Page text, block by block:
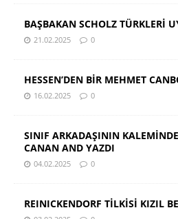
BAŞBAKAN SCHOLZ TÜRKLERİ
21.02.2025 0
HESSEN’DEN BİR MEHMET
16.02.2025 0
SINIF ARKADAŞININ
CANAN AND YAZDI
04.02.2025 0
REINICKENDORF TİLKİSİ KIZIL